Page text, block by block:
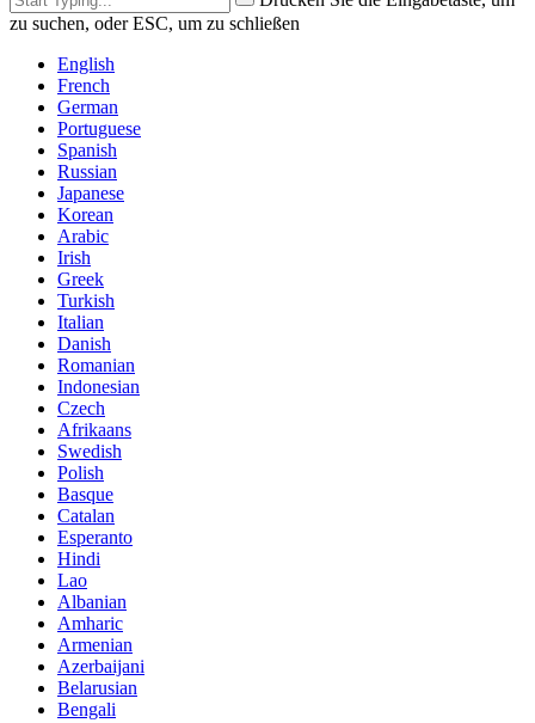
zu suchen, oder ESC, um zu schließen
English
French
German
Portuguese
Spanish
Russian
Japanese
Korean
Arabic
Irish
Greek
Turkish
Italian
Danish
Romanian
Indonesian
Czech
Afrikaans
Swedish
Polish
Basque
Catalan
Esperanto
Hindi
Lao
Albanian
Amharic
Armenian
Azerbaijani
Belarusian
Bengali